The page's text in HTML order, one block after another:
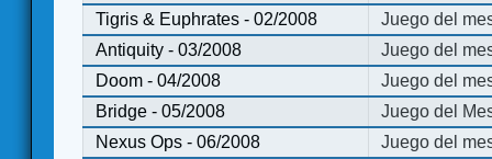
Tigris & Euphrates - 02/2008
Juego del
Antiquity - 03/2008
Juego del
Doom - 04/2008
Juego del
Bridge - 05/2008
Juego del
Nexus Ops - 06/2008
Juego del